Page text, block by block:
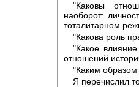
"Каковы
наоборот:
тоталитарном
"Какова роль
"Какое
отношений
"Каким образом
Я перечислил